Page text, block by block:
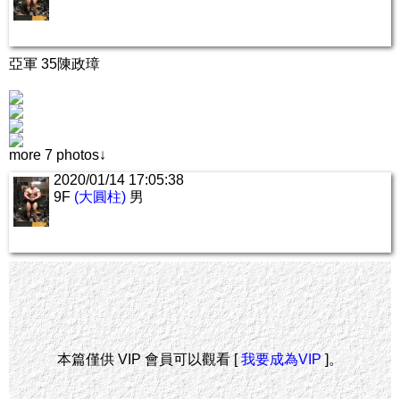
亞軍 35陳政璋
more 7 photos↓
2020/01/14 17:05:38
9F (大圓柱) 男
本篇僅供 VIP 會員可以觀看 [我要成為VIP]。